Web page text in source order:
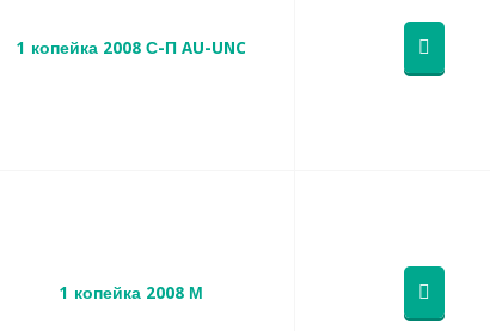
1 копейка 2008 С-П AU-UNC
1 копейка 2008 М